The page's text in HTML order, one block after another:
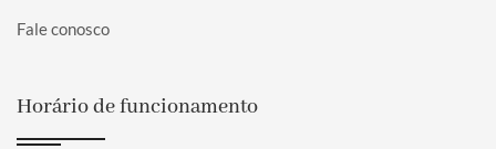
Fale conosco
Horário de funcionamento